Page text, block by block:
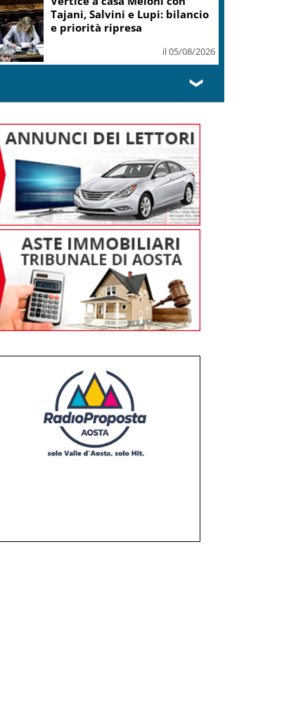
Tajani, Salvini e Lupi: bilancio
e priorità ripresa
il 05/08/2026
❯